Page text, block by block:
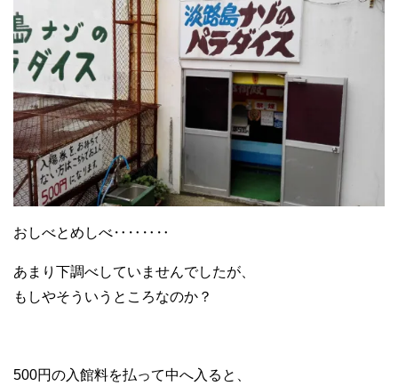
おしべとめしべ‥‥‥‥
あまり下調べしていませんでしたが、
もしやそういうところなのか？
500円の入館料を払って中へ入ると、